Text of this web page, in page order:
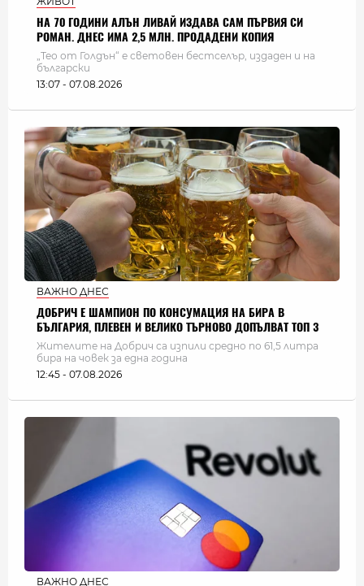
НА 70 ГОДИНИ АЛЪН ЛИВАЙ ИЗДАВА САМ ПЪРВИЯ СИ
РОМАН. ДНЕС ИМА 2,5 МЛН. ПРОДАДЕНИ КОПИЯ
„Тео от Голдън“ е световен бестселър, издаден и на
български
13:07 - 07.08.2026
ВАЖНО ДНЕС
ДОБРИЧ Е ШАМПИОН ПО КОНСУМАЦИЯ НА БИРА В
БЪЛГАРИЯ, ПЛЕВЕН И ВЕЛИКО ТЪРНОВО ДОПЪЛВАТ ТОП 3
Жителите на Добрич са изпили средно по 61,5 литра
бира на човек за една година
12:45 - 07.08.2026
ВАЖНО ДНЕС